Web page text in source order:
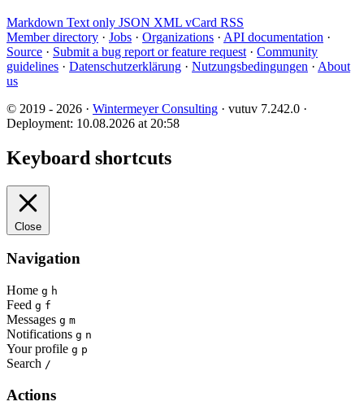
Markdown Text only JSON XML vCard RSS
Member directory · Jobs · Organizations · API documentation ·
Source · Submit a bug report or feature request · Community
guidelines · Datenschutzerklärung · Nutzungsbedingungen · About
us
© 2019 - 2026 · Wintermeyer Consulting · vutuv 7.242.0 ·
Deployment: 10.08.2026 at 20:58
Keyboard shortcuts
Close
Navigation
Home g h
Feed g f
Messages g m
Notifications g n
Your profile g p
Search /
Actions